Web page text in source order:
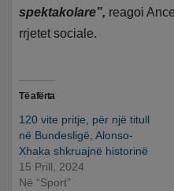
spektakolare”, reagoi
rrjetet sociale.
Të afërta
120 vite pritje, për një titull
në Bundesligë, Alonso-
Xhaka shkruajnë historinë
15 Prill, 2024
Në “Sport”